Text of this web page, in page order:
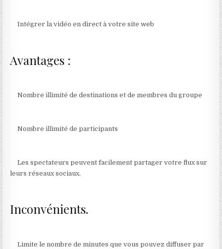
Intégrer la vidéo en direct à votre site web
Avantages :
Nombre illimité de destinations et de membres du groupe
Nombre illimité de participants
Les spectateurs peuvent facilement partager votre flux sur
leurs réseaux sociaux.
Inconvénients.
Limite le nombre de minutes que vous pouvez diffuser par